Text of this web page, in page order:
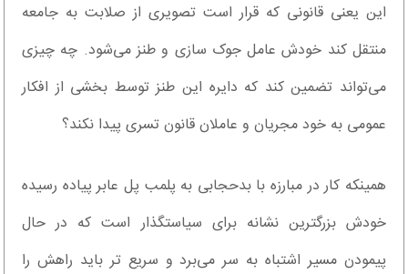
این یعنی قانونی که قرار است تصویری از صلابت به جامعه
منتقل کند خودش عامل جوک سازی و طنز می‌شود. چه چیزی
می‌تواند تضمین کند که دایره این طنز توسط بخشی از افکار
عمومی به خود مجریان و عاملان قانون تسری پیدا نکند؟
همینکه کار در مبارزه با بدحجابی به پلمب پل عابر پیاده رسیده
خودش بزرگترین نشانه برای سیاستگذار است که در حال
پیمودن مسیر اشتباه به سر می‌برد و سریع تر باید راهش را